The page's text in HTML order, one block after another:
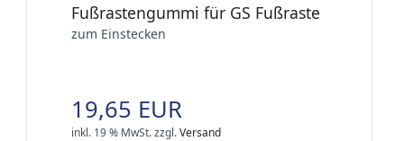
Fußrastengummi für GS Fußraste
zum Einstecken
19,65 EUR
inkl. 19 % MwSt.zzgl.Versand